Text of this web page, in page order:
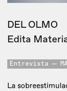
DEL OLMO
Edita
Entrevista
La